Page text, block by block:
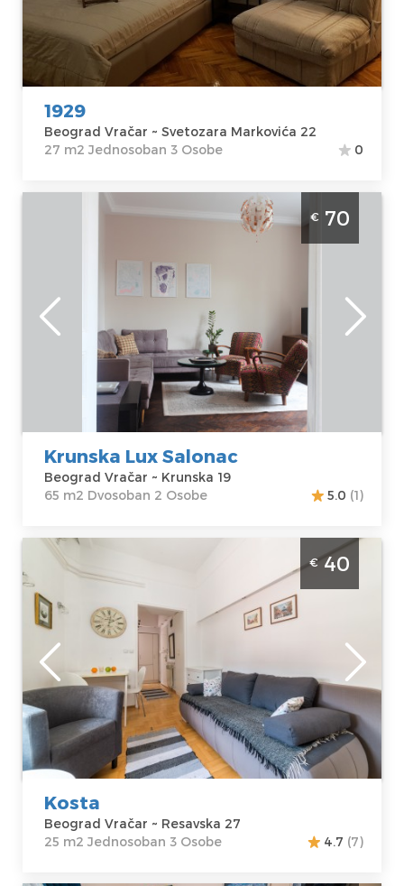
Markovića 22
Cena35 €
Jednosoban
1929
Beograd Vračar ~ Svetozara Markovića 22
27 m2 Jednosoban 3 Osobe
0
Dvosoban Apartman Krunska Lux Salonac
Beograd Vračar
Adresa:
Krunska
70 €
Gosti:
Kvadratura :
65
m2
Struktura :
Dvosoban
€ 70
Krunska Lux Salonac
Beograd Vračar ~ Krunska 19
65 m2 Dvosoban 2 Osobe
5.0 (1)
Jednosoban Apartman Kosta Beograd
Centar
Beograd
Lokacija:
Beograd Vračar
Adresa:Resavska
27
Cena40 €
m2
Struktura :
Jednosoban
€40
Kosta
Beograd Vračar ~ Resavska 27
25 m2 Jednosoban 3 Osobe
4.7 (7)